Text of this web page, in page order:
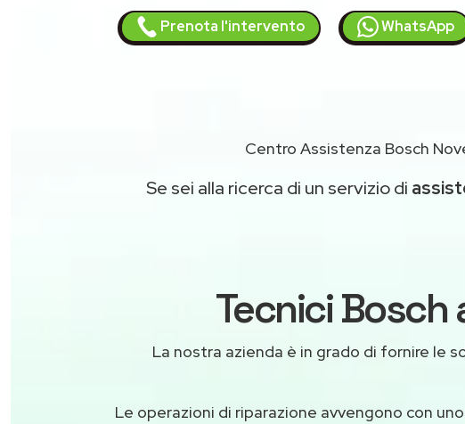
Prenota l'intervento WhatsApp
Centro Assistenza Bosch
Se sei alla ricerca di un servizio di
Tecnici Bosch
La nostra azienda è in grado di fornire le
Le operazioni di riparazione avvengono con uno